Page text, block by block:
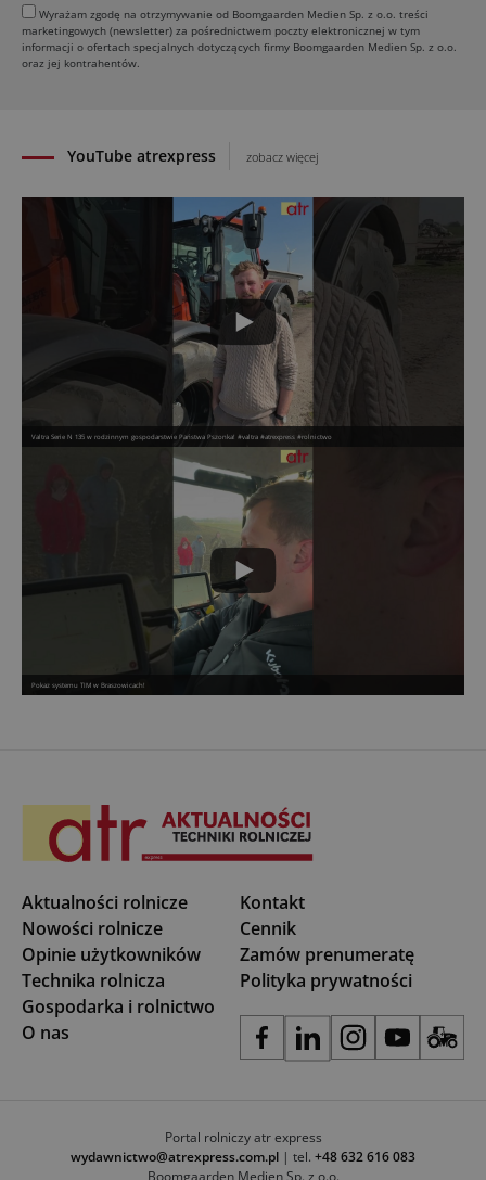
30.07.2026
Amazone ZG-TX precyzyjniejszy rozsiewacz
29.07.2026
YouTube atrexpress zobacz więcej
Valtra Serie N 135 w rodzinnym gospodarstwie Państwa Pszonka! #valtra #atrexpress #rolnictwo
Pokaz systemu TIM w Braszowicach!
Wyrażam zgodę na otrzymywanie od Boomgaarden Medien Sp. z o.o. treści
marketingowych (newsletter) za pośrednictwem poczty elektronicznej w tym
informacji o ofertach specjalnych dotyczących firmy Boomgaarden Medien Sp. z o.o.
oraz jej kontrahentów.
Aktualności rolnicze
Nowości rolnicze
Opinie użytkowników
Technika rolnicza
Gospodarka i rolnictwo
O nas
Kontakt
Cennik
Zamów prenumeratę
Polityka prywatności
Portal rolniczy atr express
wydawnictwo@atrexpress.com.pl | tel. +48 632 616 083
Boomgaarden Medien Sp. z o.o.